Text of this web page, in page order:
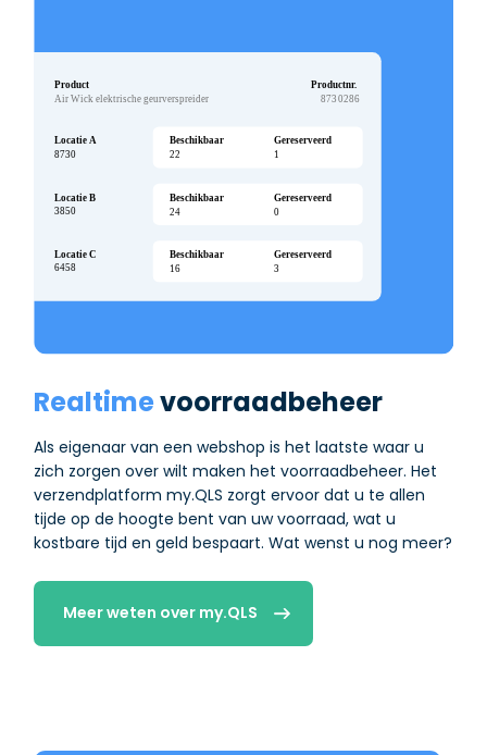
Realtimevoorraadbeheer
Als eigenaar van een webshop is het laatste waar u
zich zorgen over wilt maken het voorraadbeheer. Het
verzendplatform my.QLS zorgt ervoor dat u te allen
tijde op de hoogte bent van uw voorraad, wat u
kostbare tijd en geld bespaart. Wat wenst u nog meer?
Meer weten over my.QLS